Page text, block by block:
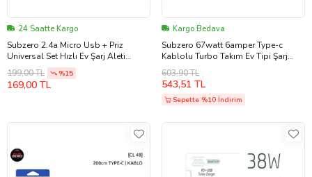
24 Saatte Kargo
Subzero 2.4a Micro Usb + Priz
Universal Set Hızlı Ev Şarj Aleti
Cihazı
199,00 TL %15
169,00 TL
Kargo Bedava
Subzero 67watt 6amper Type-c
Kablolu Turbo Takım Ev Tipi Şarj
Aleti Saliseli Sg51
603,90 TL
543,51 TL
Sepette %10 İndirim